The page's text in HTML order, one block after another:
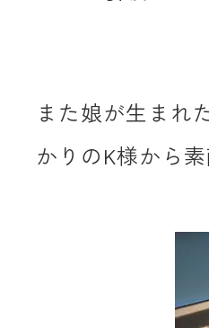
また娘が生まれ
かりのK様から